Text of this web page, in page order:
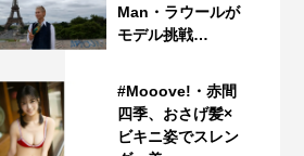
Man・ラウールが
モデル挑戦…
#Mooove!・赤間
四季、おさげ髪×
ビキニ姿でスレン